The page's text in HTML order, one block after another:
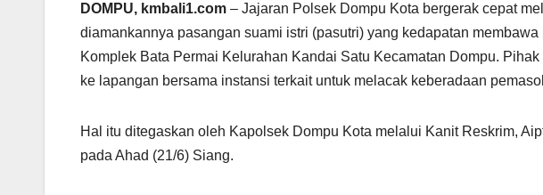
DOMPU, kmbali1.com – Jajaran Polsek Dompu Kota bergerak cepat
diamankannya pasangan suami istri (pasutri) yang kedapatan
Komplek Bata Permai Kelurahan Kandai Satu Kecamatan Dompu.
ke lapangan bersama instansi terkait untuk melacak keberadaan
Hal itu ditegaskan oleh Kapolsek Dompu Kota melalui Kanit Reskrim,
pada Ahad (21/6) Siang.